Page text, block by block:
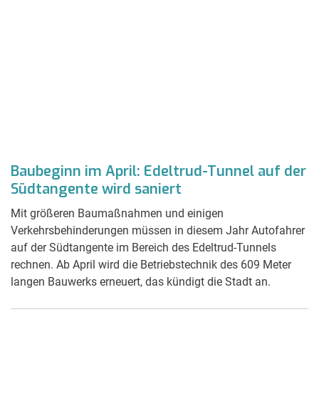
Baubeginn im April: Edeltrud-Tunnel auf der
Südtangente wird saniert
Mit größeren Baumaßnahmen und einigen
Verkehrsbehinderungen müssen in diesem Jahr Autofahrer
auf der Südtangente im Bereich des Edeltrud-Tunnels
rechnen. Ab April wird die Betriebstechnik des 609 Meter
langen Bauwerks erneuert, das kündigt die Stadt an.